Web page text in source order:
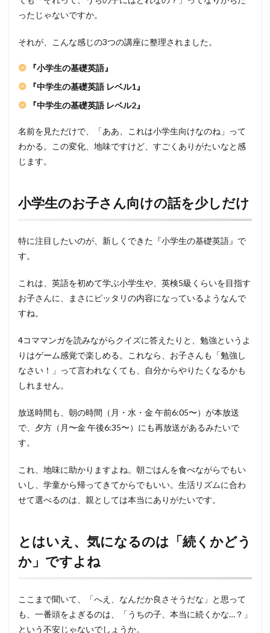
ったじゃないですか。
それが、こんな感じの3つの講座に整理されました。
『小学生の基礎英語』
『中学生の基礎英語 レベル1』
『中学生の基礎英語 レベル2』
名前を見ただけで、「ああ、これは小学生向けなのね」って
わかる。この変化、地味ですけど、すごくありがたいなと感
じます。
小学生のお子さん向けの話を少しだけ
特に注目したいのが、新しくできた『小学生の基礎英語』で
す。
これは、英語を初めて学ぶ小学生や、英検5級くらいを目指す
お子さんに、まさにピッタリの内容になっているようなんで
すね。
4コママンガを読みながらクイズに答えたりと、勉強というよ
りはゲーム感覚で楽しめる。これなら、お子さんも「勉強し
なさい！」って言われなくても、自分からやりたくなるかも
しれません。
放送時間も、朝の時間（月・水・金 午前6:05〜）が本放送
で、夕方（月〜金 午後6:35〜）にも再放送があるみたいで
す。
これ、地味に助かりますよね。朝ごはんを食べながらでもい
いし、学童から帰ってきてからでもいい。生活リズムに合わ
せて選べるのは、親としては本当にありがたいです。
とはいえ、気になるのは「続くかどう
か」ですよね
ここまで聞いて、「へえ、なんだか良さそうだな」と思って
も、一番頭をよぎるのは、「うちの子、本当に続くかな…？」
という不安じゃないでしょうか。